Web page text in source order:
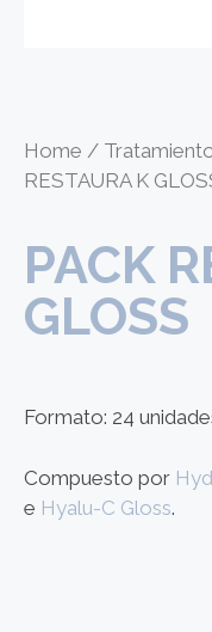
Home /
RESTAURA K
PACK
GLOSS
Formato: 24
Compuesto por
e Hyalu-C Gloss.